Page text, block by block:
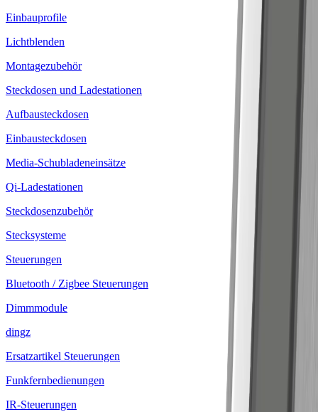
Einbauprofile
Lichtblenden
Montagezubehör
Steckdosen und Ladestationen
Aufbausteckdosen
Einbausteckdosen
Media-Schubladeneinsätze
Qi-Ladestationen
Steckdosenzubehör
Stecksysteme
Steuerungen
Bluetooth / Zigbee Steuerungen
Dimmmodule
dingz
Ersatzartikel Steuerungen
Funkfernbedienungen
IR-Steuerungen